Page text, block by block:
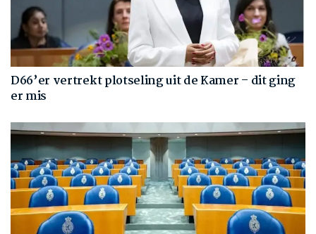
D66’er vertrekt plotseling uit de Kamer – dit ging
er mis